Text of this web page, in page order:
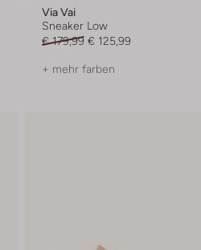
Via Vai
Sneaker Low
€ 179,99 € 125,99
+ mehr farben